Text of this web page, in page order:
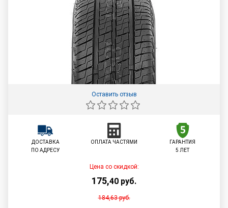
Оставить отзыв
ДОСТАВКА
ПО АДРЕСУ
ОПЛАТА ЧАСТЯМИ
ГАРАНТИЯ
5 ЛЕТ
Цена со скидкой:
175,40 руб.
184,63руб.